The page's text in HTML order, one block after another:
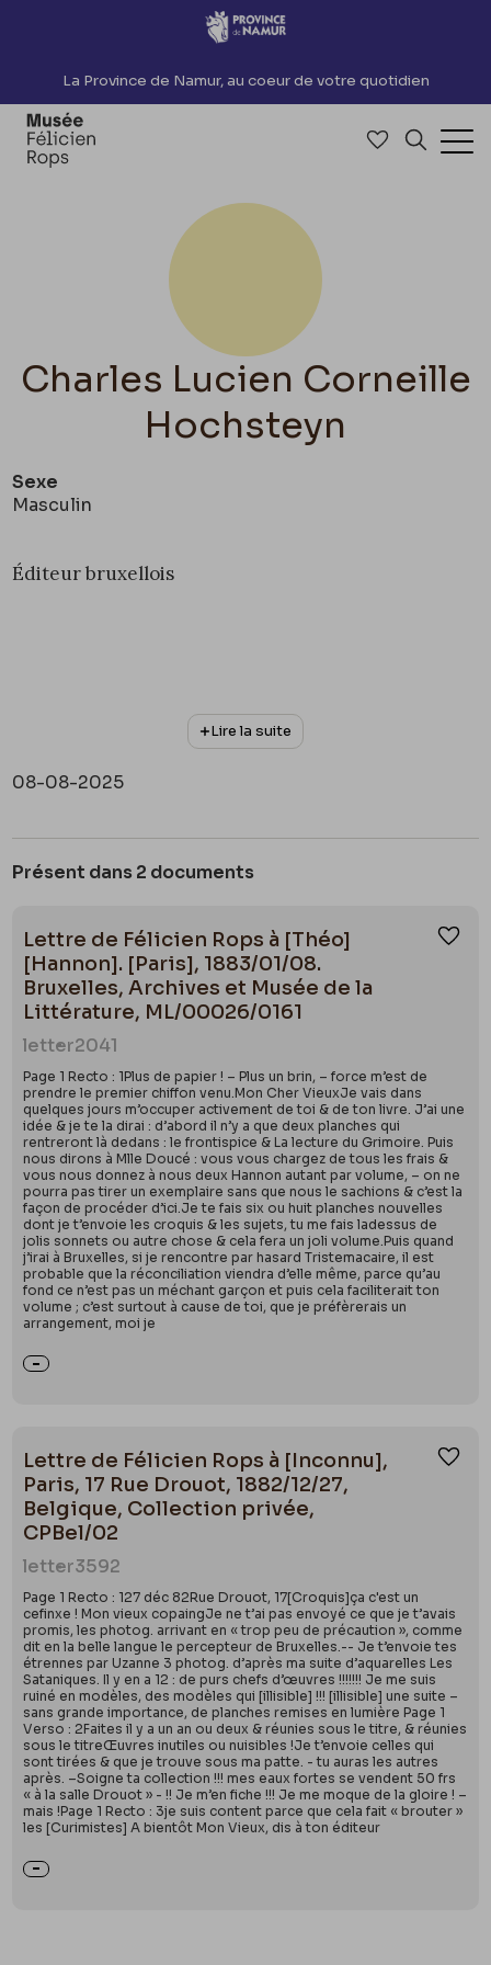
Accèder directement au contenu
La Province de Namur, au coeur de votre quotidien
Accéder à
Charles Lucien Corneille
Hochsteyn
Sexe
Masculin
Éditeur bruxellois
Lire la suite
08-08-2025
Présent dans 2 documents
Lettre de Félicien Rops à [Théo]
[Hannon]. [Paris], 1883/01/08.
Bruxelles, Archives et Musée de la
Littérature, ML/00026/0161
letter2041
Page 1 Recto : 1Plus de papier ! – Plus un brin, – force m’est de
prendre le premier chiffon venu.Mon Cher VieuxJe vais dans
quelques jours m’occuper activement de toi & de ton livre. J’ai une
idée & je te la dirai : d’abord il n’y a que deux planches qui
rentreront là dedans : le frontispice & La lecture du Grimoire. Puis
nous dirons à Mlle Doucé : vous vous chargez de tous les frais &
vous nous donnez à nous deux Hannon autant par volume, – on ne
pourra pas tirer un exemplaire sans que nous le sachions & c’est la
façon de procéder d’ici.Je te fais six ou huit planches nouvelles
dont je t’envoie les croquis & les sujets, tu me fais ladessus de
jolis sonnets ou autre chose & cela fera un joli volume.Puis quand
j’irai à Bruxelles, si je rencontre par hasard Tristemacaire, il est
probable que la réconciliation viendra d’elle même, parce qu’au
fond ce n’est pas un méchant garçon et puis cela faciliterait ton
volume ; c’est surtout à cause de toi, que je préfèrerais un
arrangement, moi je
Lettre de Félicien Rops à [Inconnu],
Paris, 17 Rue Drouot, 1882/12/27,
Belgique, Collection privée,
CPBel/02
letter3592
Page 1 Recto : 127 déc 82Rue Drouot, 17[Croquis]ça c'est un
cefinxe ! Mon vieux copaingJe ne t’ai pas envoyé ce que je t’avais
promis, les photog. arrivant en « trop peu de précaution », comme
dit en la belle langue le percepteur de Bruxelles.-- Je t’envoie tes
étrennes par Uzanne 3 photog. d’après ma suite d’aquarelles Les
Sataniques. Il y en a 12 : de purs chefs d’œuvres !!!!!!! Je me suis
ruiné en modèles, des modèles qui [illisible] !!! [illisible] une suite –
sans grande importance, de planches remises en lumière Page 1
Verso : 2Faites il y a un an ou deux & réunies sous le titre, & réunies
sous le titreŒuvres inutiles ou nuisibles !Je t’envoie celles qui
sont tirées & que je trouve sous ma patte. - tu auras les autres
après. –Soigne ta collection !!! mes eaux fortes se vendent 50 frs
« à la salle Drouot » - !! Je m’en fiche !!! Je me moque de la gloire ! –
mais !Page 1 Recto : 3je suis content parce que cela fait « brouter »
les [Curimistes] A bientôt Mon Vieux, dis à ton éditeur